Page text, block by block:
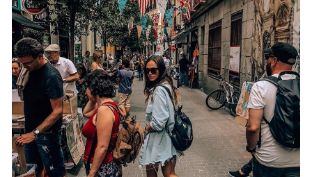
Mat & Restauranger
Museum & Konst
Sport & Äventyr
Vart ska man bo